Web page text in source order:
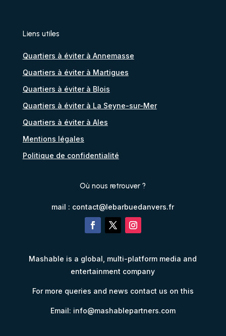
Liens utiles
Quartiers à éviter à Annemasse
Quartiers à éviter à Martigues
Quartiers à éviter à Blois
Quartiers à éviter à La Seyne-sur-Mer
Quartiers à éviter à Ales
Mentions légales
Politique de confidentialité
Où nous retrouver ?
mail : contact@lebarbuedanvers.fr
Mashable is a global, multi-platform media and
entertainment company
For more queries and news contact us on this
Email: info@mashablepartners.com